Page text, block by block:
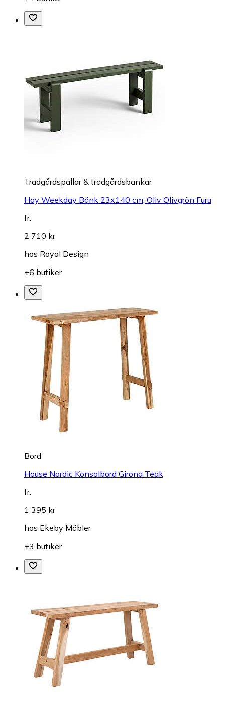
Trädgårdspallar & trädgårdsbänkar
Hay Weekday Bänk 23x140 cm, Oliv Olivgrön Furu
fr.
2 710 kr
hos Royal Design
+6 butiker
Bord
House Nordic Konsolbord Girona Teak
fr.
1 395 kr
hos Ekeby Möbler
+3 butiker